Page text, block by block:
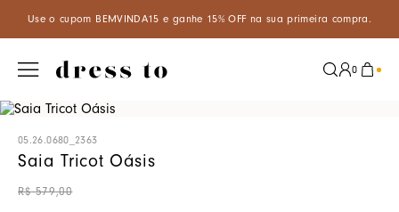
BEMVINDA15 e ganhe 15% OFF na sua primeira compra.
0
05.26.0680_2363
Saia Tricot Oásis
R$ 579,00